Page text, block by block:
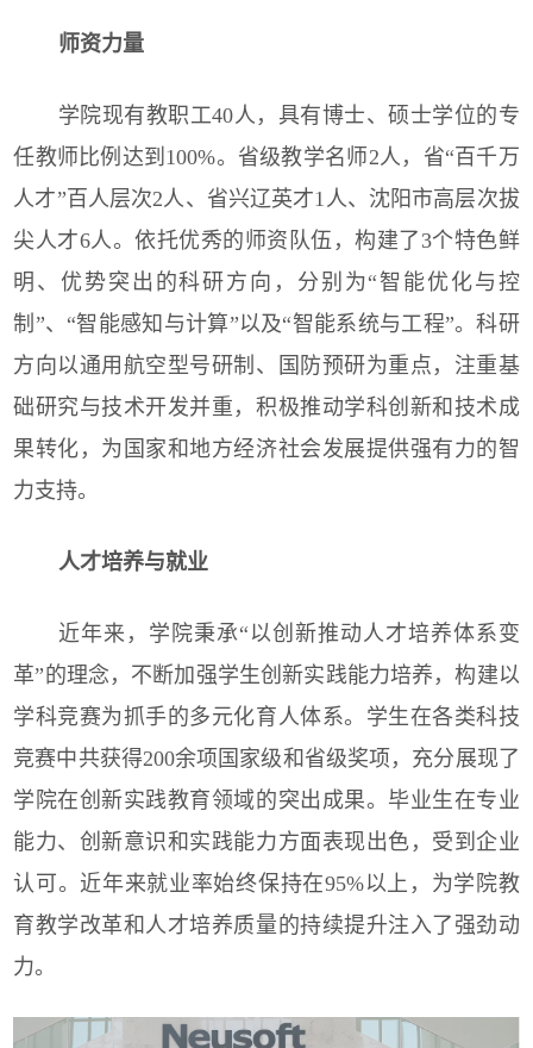
师资力量
学院现有教职工40人，具有博士、硕士学位的专
任教师比例达到100%。省级教学名师2人，省“百千万
人才”百人层次2人、省兴辽英才1人、沈阳市高层次拔
尖人才6人。依托优秀的师资队伍，构建了3个特色鲜
明、优势突出的科研方向，分别为“智能优化与控
制”、“智能感知与计算”以及“智能系统与工程”。科研
方向以通用航空型号研制、国防预研为重点，注重基
础研究与技术开发并重，积极推动学科创新和技术成
果转化，为国家和地方经济社会发展提供强有力的智
力支持。
人才培养与就业
近年来，学院秉承“以创新推动人才培养体系变
革”的理念，不断加强学生创新实践能力培养，构建以
学科竞赛为抓手的多元化育人体系。学生在各类科技
竞赛中共获得200余项国家级和省级奖项，充分展现了
学院在创新实践教育领域的突出成果。毕业生在专业
能力、创新意识和实践能力方面表现出色，受到企业
认可。 近年来就业率始终保持在95%以上，为学院教
育教学改革和人才培养质量的持续提升注入了强劲动
力。